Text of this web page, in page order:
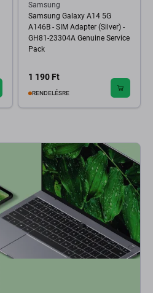
Samsung
Samsung Galaxy A14 5G
A146B - SIM Adapter (Silver) -
GH81-23304A Genuine Service
Pack
1 190 Ft
RENDELÉSRE